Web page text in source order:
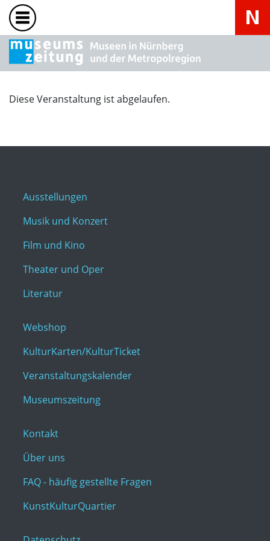
Diese Veranstaltung ist abgelaufen.
Ausstellungen
Musik und Konzert
Film und Kino
Theater und Oper
Literatur
Webshop
KulturKarten/KulturTicket
Veranstaltungskalender
Museumszeitung
Kontakt
Über uns
FAQ - häufig gestellte Fragen
KunstKulturQuartier